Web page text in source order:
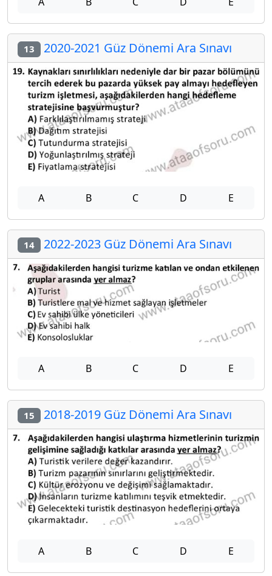
13 2020-2021 Güz Dönemi Ara Sınavı
A B C D E
14 2022-2023 Güz Dönemi Ara Sınavı
A B C D E
15 2018-2019 Güz Dönemi Ara Sınavı
A B C D E